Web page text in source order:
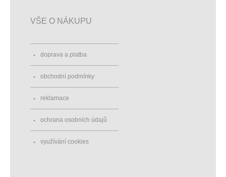
VŠE O NÁKUPU
doprava a platba
obchodní podmínky
reklamace
ochrana osobních údajů
využívání cookies